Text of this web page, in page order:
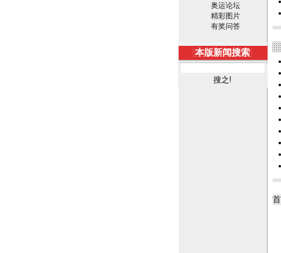
奥运论坛
精彩图片
有奖问答
本版新闻搜索